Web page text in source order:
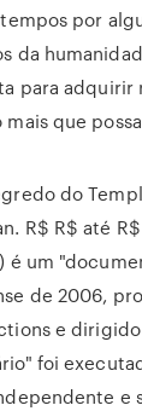
por
da
para adquirir
que
do
R$ R$ até
é um
de 2006,
e
foi
e